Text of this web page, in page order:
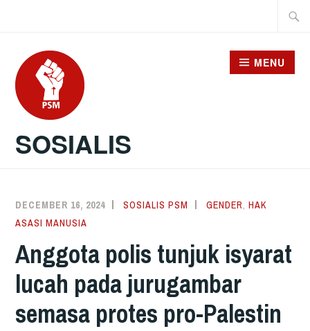
content
SOSIALIS
MENU
DECEMBER 16, 2024 SOSIALIS PSM GENDER ,HAK
ASASI MANUSIA
Anggota polis tunjuk isyarat
lucah pada jurugambar
semasa protes pro-Palestin